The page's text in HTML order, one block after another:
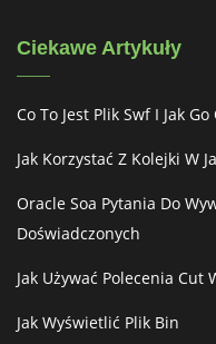
Ciekawe Artykuły
Co To Jest Plik Swf I Jak
Jak Korzystać Z Kolejki W
Oracle Soa Pytania Do
Doświadczonych
Jak Używać Polecenia Cut
Jak Wyświetlić Plik Bin